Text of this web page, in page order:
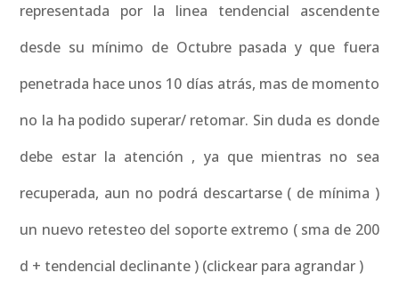
representada por la linea tendencial ascendente
desde su mínimo de Octubre pasada y que fuera
penetrada hace unos 10 días atrás, mas de momento
no la ha podido superar/ retomar. Sin duda es donde
debe estar la atención , ya que mientras no sea
recuperada, aun no podrá descartarse ( de mínima )
un nuevo retesteo del soporte extremo ( sma de 200
d + tendencial declinante ) (clickear para agrandar )